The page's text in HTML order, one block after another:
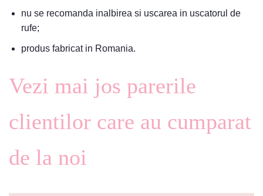
nu se recomanda inalbirea si uscarea in uscatorul de
rufe;
produs fabricat in Romania.
Vezi mai jos parerile
clientilor care au cumparat
de la noi